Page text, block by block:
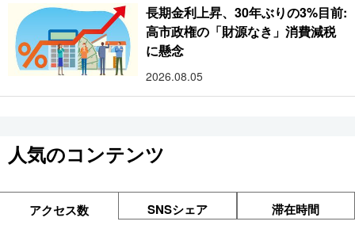
長期金利上昇、30年ぶりの3%目前:
高市政権の「財源なき」消費減税
に懸念
2026.08.05
人気のコンテンツ
アクセス数 SNSシェア 滞在時間